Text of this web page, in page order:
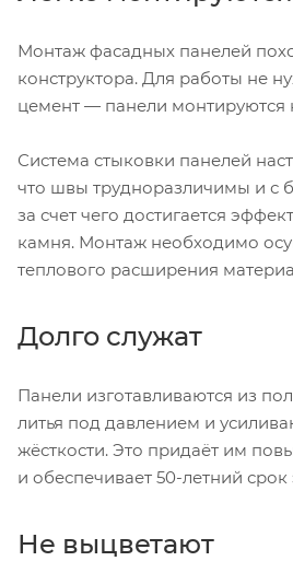
Монтаж фасадных панелей
конструктора. Для работы не
цемент — панели монтируются
Система стыковки панелей
что швы трудноразличимы и с
за счет чего достигается
камня. Монтаж необходимо
теплового расширения
Долго служат
Панели изготавливаются из
литья под давлением и
жёсткости. Это придаёт им
и обеспечивает 50-летний срок
Не выцветают